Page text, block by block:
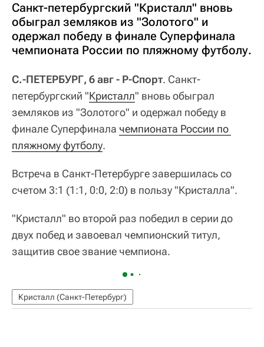
Санкт-петербургский "Кристалл" вновь
обыграл земляков из "Золотого" и
одержал победу в финале Суперфинала
чемпионата России по пляжному футболу.
С.-ПЕТЕРБУРГ, 6 авг - Р-Спорт. Санкт-
петербургский "Кристалл" вновь обыграл
земляков из "Золотого" и одержал победу в
финале Суперфинала чемпионата России по
пляжному футболу.
Встреча в Санкт-Петербурге завершилась со
счетом 3:1 (1:1, 0:0, 2:0) в пользу "Кристалла".
"Кристалл" во второй раз победил в серии до
двух побед и завоевал чемпионский титул,
защитив свое звание чемпиона.
Кристалл (Санкт-Петербург)